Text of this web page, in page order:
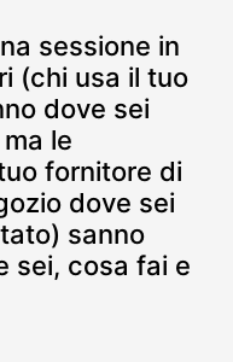
sessione in
(chi usa il tuo
dove sei
le
fornitore di
dove sei
sanno
sei, cosa fai e